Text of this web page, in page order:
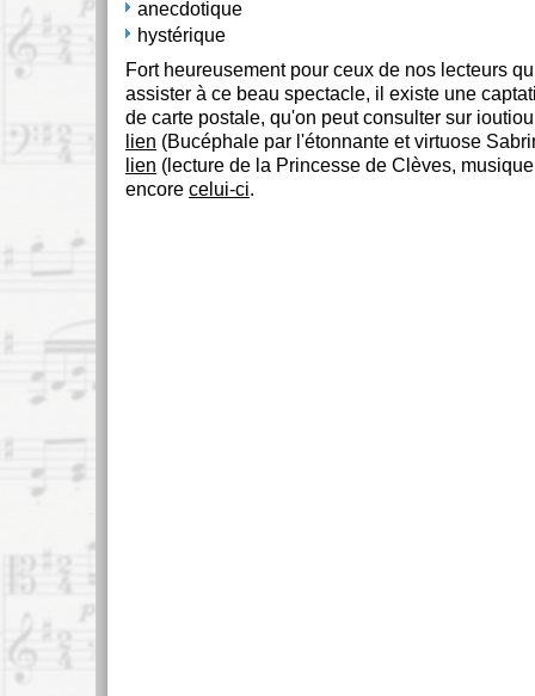
anecdotique
hystérique
Fort heureusement pour ceux de nos lecteurs
assister à ce beau spectacle, il existe une
de carte postale, qu'on peut consulter sur
lien (Bucéphale par l'étonnante et virtuose
lien (lecture de la Princesse de Clèves,
encore celui-ci.